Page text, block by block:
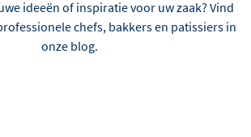
ideeën of inspiratie voor uw zaak? Vind
chefs, bakkers en patissiers in
onze blog.